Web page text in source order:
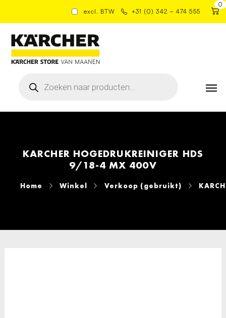
excl. BTW +31 (0) 342 – 474 555
0
zoeken
KARCHER HOGEDRUKREINIGER HDS
9/18-4 MX 400V
Home Winkel Verkoop (gebruikt)